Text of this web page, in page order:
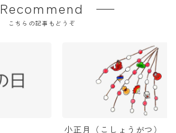
Recommend
こちらの記事もどうぞ
小正月（こしょうがつ）